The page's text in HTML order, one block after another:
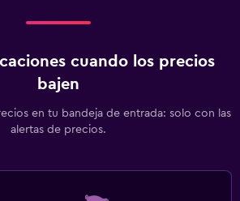
cuando los precios
bajen
en tu bandeja de entrada: solo con las
alertas de precios.